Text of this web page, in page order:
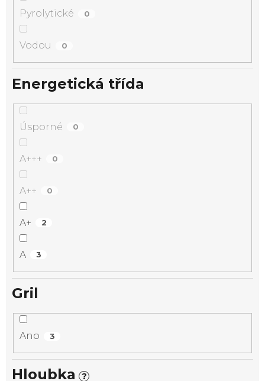
Pyrolytické 0
Vodou 0
Energetická třída
Úsporné 0
A+++ 0
A++ 0
A+ 2
A 3
Gril
Ano 3
Hloubka ?